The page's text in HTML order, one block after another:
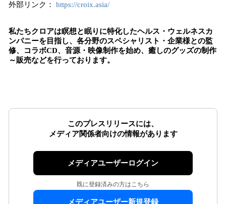
外部リンク： https://croix.asia/
私たちクロアは瞑想と眠りに特化したヘルス・ウェルネスカ
ンパニーを目指し、各分野のスペシャリスト・企業様との監
修、コラボCD、音源・映像制作を始め、癒しのグッズの制作
～販売などを行っております。
このプレスリリースには、
メディア関係者向けの情報があります
メディアユーザーログイン
既に登録済みの方はこちら
メディアユーザー新規登録